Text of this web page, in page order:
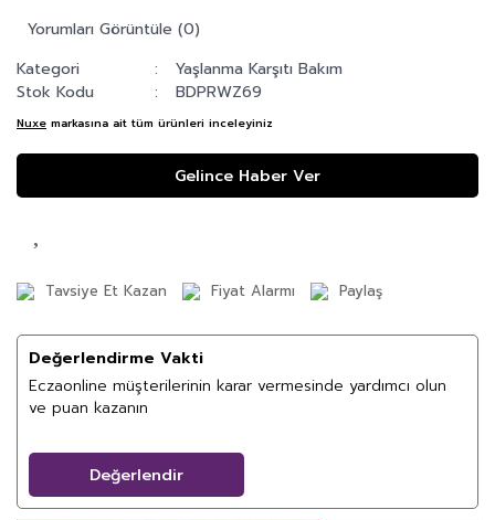
Yorumları Görüntüle (0)
Kategori
Yaşlanma Karşıtı Bakım
Stok Kodu
BDPRWZ69
Nuxe markasına ait tüm ürünleri inceleyiniz
Gelince Haber Ver
Tavsiye Et Kazan Fiyat Alarmı Paylaş
Değerlendirme Vakti
Eczaonline müşterilerinin karar vermesinde yardımcı olun
ve puan kazanın
Değerlendir